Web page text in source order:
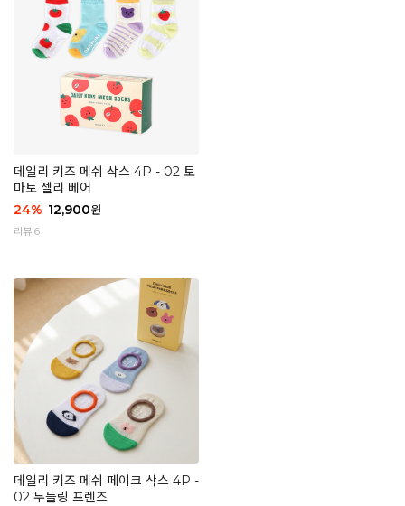
데일리 키즈 메쉬 삭스 4P - 02 토
마토 젤리 베어
24% 12,900원
리뷰 6
데일리 키즈 메쉬 페이크 삭스 4P -
02 두들링 프렌즈